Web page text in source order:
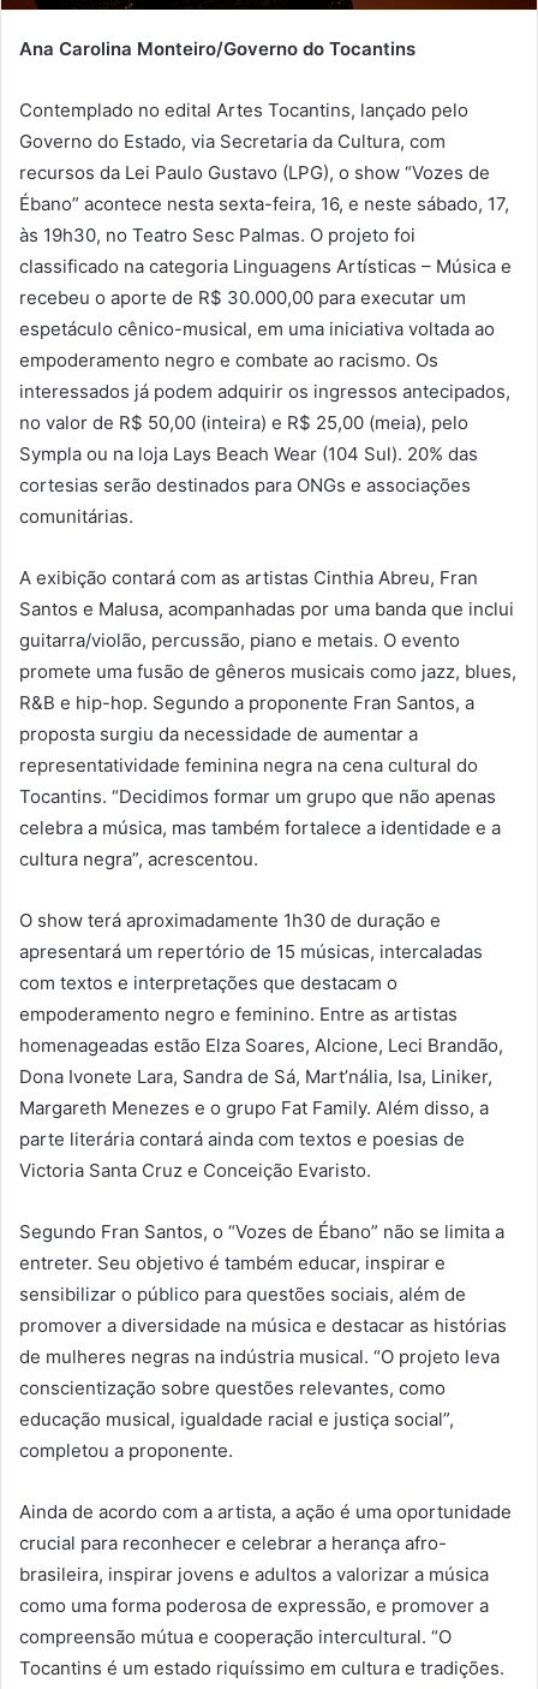
Ana Carolina Monteiro/Governo do Tocantins
Contemplado no edital Artes Tocantins, lançado pelo
Governo do Estado, via Secretaria da Cultura, com
recursos da Lei Paulo Gustavo (LPG), o show “Vozes de
Ébano” acontece nesta sexta-feira, 16, e neste sábado, 17,
às 19h30, no Teatro Sesc Palmas. O projeto foi
classificado na categoria Linguagens Artísticas – Música e
recebeu o aporte de R$ 30.000,00 para executar um
espetáculo cênico-musical, em uma iniciativa voltada ao
empoderamento negro e combate ao racismo. Os
interessados já podem adquirir os ingressos antecipados,
no valor de R$ 50,00 (inteira) e R$ 25,00 (meia), pelo
Sympla ou na loja Lays Beach Wear (104 Sul). 20% das
cortesias serão destinados para ONGs e associações
comunitárias.
A exibição contará com as artistas Cinthia Abreu, Fran
Santos e Malusa, acompanhadas por uma banda que inclui
guitarra/violão, percussão, piano e metais. O evento
promete uma fusão de gêneros musicais como jazz, blues,
R&B e hip-hop. Segundo a proponente Fran Santos, a
proposta surgiu da necessidade de aumentar a
representatividade feminina negra na cena cultural do
Tocantins. “Decidimos formar um grupo que não apenas
celebra a música, mas também fortalece a identidade e a
cultura negra”, acrescentou.
O show terá aproximadamente 1h30 de duração e
apresentará um repertório de 15 músicas, intercaladas
com textos e interpretações que destacam o
empoderamento negro e feminino. Entre as artistas
homenageadas estão Elza Soares, Alcione, Leci Brandão,
Dona Ivonete Lara, Sandra de Sá, Mart’nália, Isa, Liniker,
Margareth Menezes e o grupo Fat Family. Além disso, a
parte literária contará ainda com textos e poesias de
Victoria Santa Cruz e Conceição Evaristo.
Segundo Fran Santos, o “Vozes de Ébano” não se limita a
entreter. Seu objetivo é também educar, inspirar e
sensibilizar o público para questões sociais, além de
promover a diversidade na música e destacar as histórias
de mulheres negras na indústria musical. “O projeto leva
conscientização sobre questões relevantes, como
educação musical, igualdade racial e justiça social”,
completou a proponente.
Ainda de acordo com a artista, a ação é uma oportunidade
crucial para reconhecer e celebrar a herança afro-
brasileira, inspirar jovens e adultos a valorizar a música
como uma forma poderosa de expressão, e promover a
compreensão mútua e cooperação intercultural. “O
Tocantins é um estado riquíssimo em cultura e tradições.